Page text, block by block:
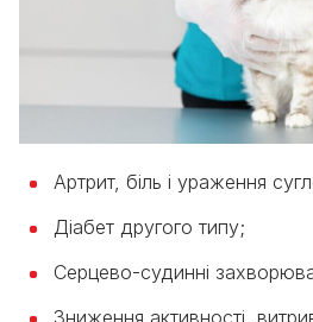
Артрит, біль і ураження
Діабет другого типу;
Серцево-судинні